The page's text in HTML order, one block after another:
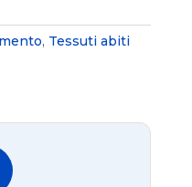
, Tessuti abiti